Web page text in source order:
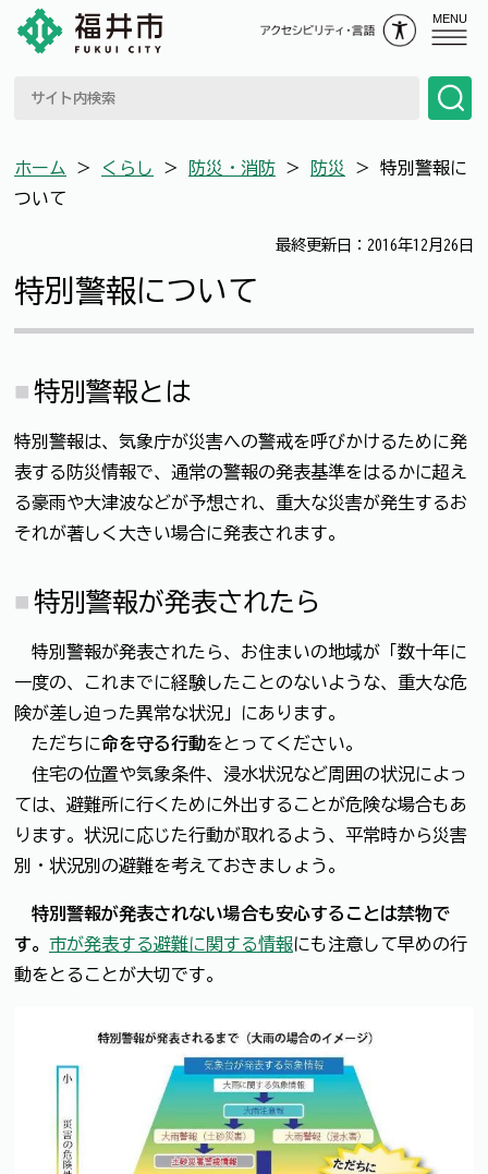
MENU
ホーム ＞ くらし ＞ 防災・消防 ＞ 防災 ＞ 特別警報に
ついて
最終更新日：2016年12月26日
特別警報について
特別警報とは
特別警報は、気象庁が災害への警戒を呼びかけるために発
表する防災情報で、通常の警報の発表基準をはるかに超え
る豪雨や大津波などが予想され、重大な災害が発生するお
それが著しく大きい場合に発表されます。
特別警報が発表されたら
特別警報が発表されたら、お住まいの地域が「数十年に
一度の、これまでに経験したことのないような、重大な危
険が差し迫った異常な状況」にあります。
ただちに命を守る行動をとってください。
住宅の位置や気象条件、浸水状況など周囲の状況によっ
ては、避難所に行くために外出することが危険な場合もあ
ります。状況に応じた行動が取れるよう、平常時から災害
別・状況別の避難を考えておきましょう。
特別警報が発表されない場合も安心することは禁物で
す。 市が発表する避難に関する情報にも注意して早めの行
動をとることが大切です。